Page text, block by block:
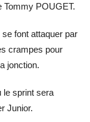
Tommy POUGET.
font attaquer par
crampes pour
jonction.
le sprint sera
Junior.